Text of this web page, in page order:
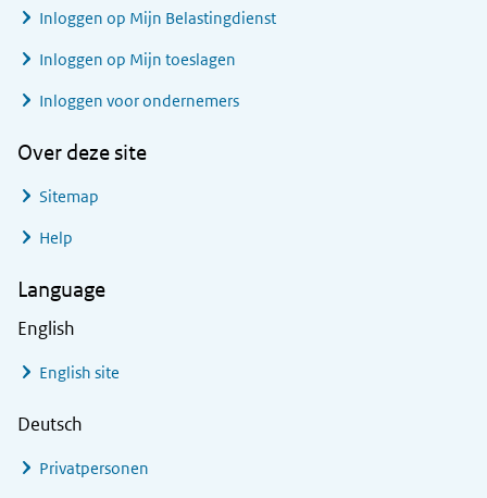
Inloggen op Mijn Belastingdienst
Inloggen op Mijn toeslagen
Inloggen voor ondernemers
Over deze site
Sitemap
Help
Language
English
English site
Deutsch
Privatpersonen